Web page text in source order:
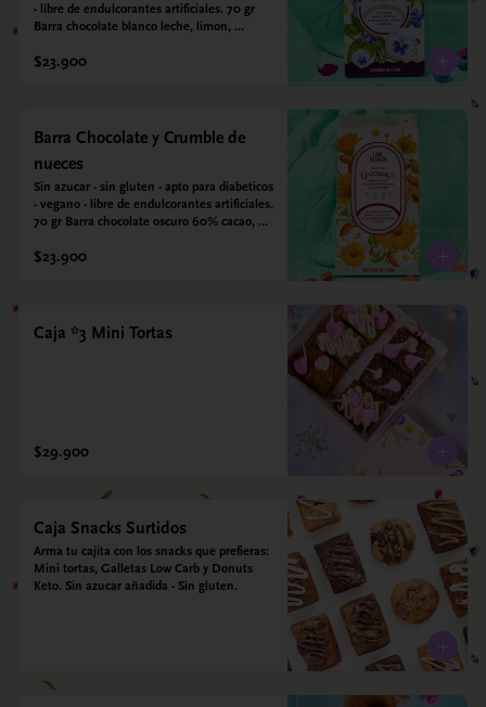
- libre de endulcorantes artificiales. 70 gr
Barra chocolate blanco leche, limon,
con alulosa.
$23.900
Barra Chocolate y Crumble de
nueces
Sin azucar - sin gluten - apto para diabeticos
- vegano - libre de endulcorantes artificiales.
70 gr Barra chocolate oscuro 60% cacao,
sal marina. Endulzada con alulosa.
$23.900
Caja *3 Mini Tortas
$29.900
Caja Snacks Surtidos
Arma tu cajita con los snacks que prefieras:
Mini tortas, Galletas Low Carb y Donuts
Keto. Sin azucar añadida - Sin gluten.